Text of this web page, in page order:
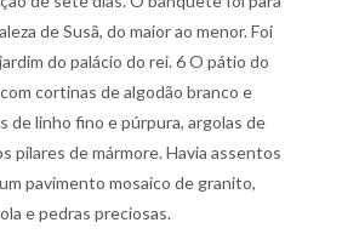
de Susã, do maior ao menor. Foi
do palácio do rei.6 O pátio do
cortinas de algodão branco e
de linho fino e púrpura, argolas de
pilares de mármore. Havia assentos
pavimento mosaico de granito,
e pedras preciosas.